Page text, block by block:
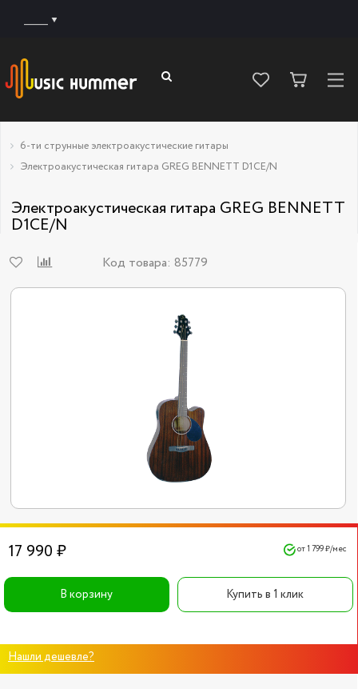
6-ти струнные электроакустические гитары
Электроакустическая гитара GREG BENNETT D1CE/N
Электроакустическая гитара GREG BENNETT
D1CE/N
Код товара: 85779
17 990 ₽ от 1 799 ₽/мес
В корзину Купить в 1 клик
Нашли дешевле?